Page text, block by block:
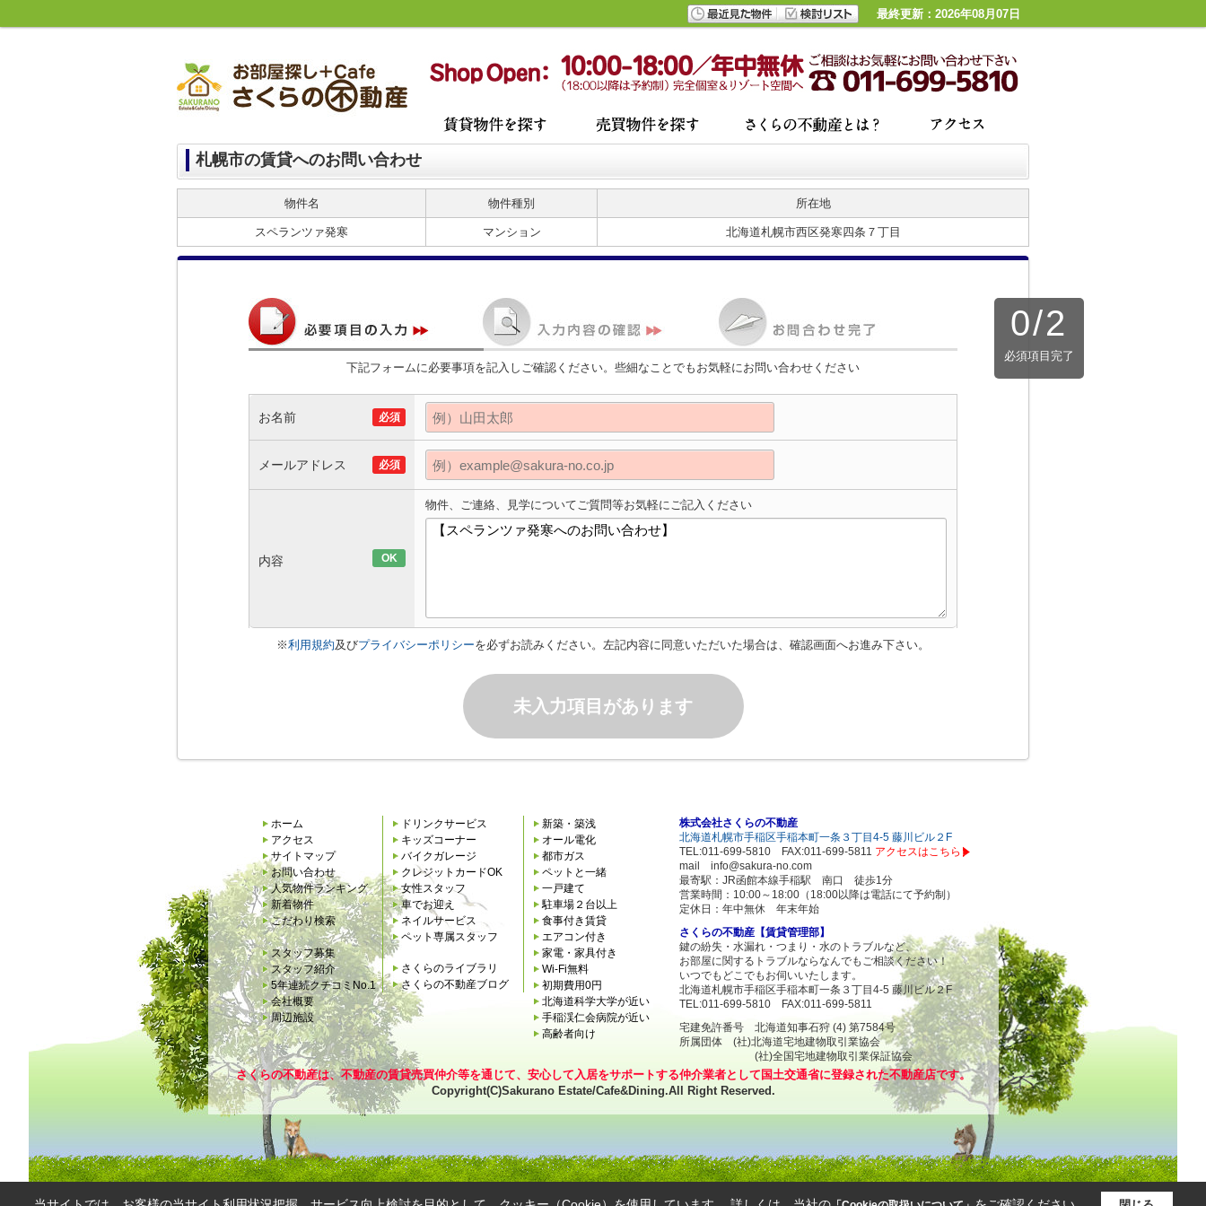
最終更新：2026年08月07日
札幌市の賃貸へのお問い合わせ
物件名 物件種別 所在地
スペランツァ発寒 マンション 北海道札幌市西区発寒四条７丁目
0/2
必須項目完了
下記フォームに必要事項を記入しご確認ください。些細なことでもお気軽にお問い合わせください
お名前 必須
メールアドレス 必須
内容 OK
物件、ご連絡、見学についてご質問等お気軽にご記入ください
※利用規約及びプライバシーポリシーを必ずお読みください。左記内容に同意いただいた場合は、確認画面へお進み下さい。
未入力項目があります
ホーム
アクセス
サイトマップ
お問い合わせ
人気物件ランキング
新着物件
こだわり検索
スタッフ募集
スタッフ紹介
5年連続クチコミNo.1
会社概要
周辺施設
ドリンクサービス
キッズコーナー
バイクガレージ
クレジットカードOK
女性スタッフ
車でお迎え
ネイルサービス
ペット専属スタッフ
さくらのライブラリ
さくらの不動産ブログ
新築・築浅
オール電化
都市ガス
ペットと一緒
一戸建て
駐車場２台以上
食事付き賃貸
エアコン付き
家電・家具付き
Wi-Fi無料
初期費用0円
北海道科学大学が近い
手稲渓仁会病院が近い
高齢者向け
株式会社さくらの不動産
北海道札幌市手稲区手稲本町一条３丁目4-5 藤川ビル２F
TEL:011-699-5810 FAX:011-699-5811 アクセスはこちら
mail info@sakura-no.com
最寄駅：JR函館本線手稲駅 南口 徒歩1分
営業時間：10:00～18:00（18:00以降は電話にて予約制）
定休日：年中無休 年末年始
さくらの不動産【賃貸管理部】
鍵の紛失・水漏れ・つまり・水のトラブルなど、
お部屋に関するトラブルならなんでもご相談ください！
いつでもどこでもお伺いいたします。
北海道札幌市手稲区手稲本町一条３丁目4-5 藤川ビル２F
TEL:011-699-5810 FAX:011-699-5811
宅建免許番号 北海道知事石狩 (4) 第7584号
所属団体 (社)北海道宅地建物取引業協会
(社)全国宅地建物取引業保証協会
さくらの不動産は、不動産の賃貸売買仲介等を通じて、安心して入居をサポートする仲介業者として国土交通省に登録された不動産店です。
Copyright(C)Sakurano Estate/Cafe&Dining.All Right Reserved.